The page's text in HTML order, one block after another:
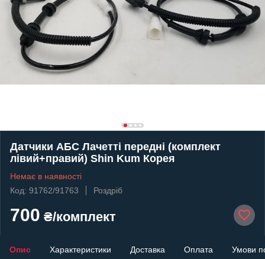
Датчики АБС Лачетті передні (комплект
лівий+правий) Shin Kum Корея
Немає в наявності
Код: 91762/91763
Роздріб
700 ₴/комплект
Опис Характеристики Доставка Оплата Умови